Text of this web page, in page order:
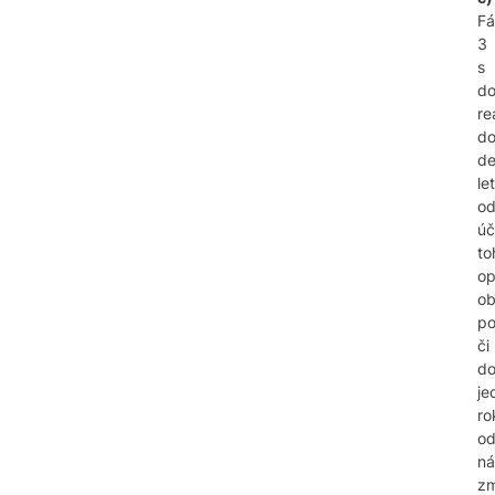
3
s
do
let
od
či
do
od